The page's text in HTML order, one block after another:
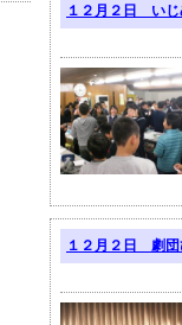
１２月２日 いじ
１２月２日 劇団